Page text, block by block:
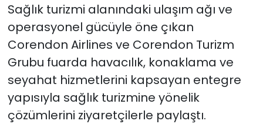
Sağlık turizmi alanındaki ulaşım ağı ve
operasyonel gücüyle öne çıkan
Corendon Airlines ve Corendon Turizm
Grubu fuarda havacılık, konaklama ve
seyahat hizmetlerini kapsayan entegre
yapısıyla sağlık turizmine yönelik
çözümlerini ziyaretçilerle paylaştı.